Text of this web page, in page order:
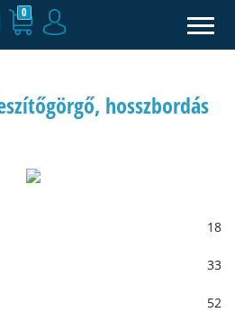
0
hosszbordás
18
33
52